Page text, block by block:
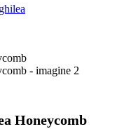
Honeycomb